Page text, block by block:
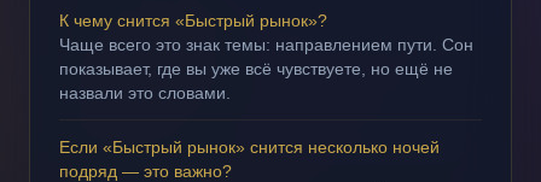
К чему снится «Быстрый рынок»?
Чаще всего это знак темы: направлением пути. Сон
показывает, где вы уже всё чувствуете, но ещё не
назвали это словами.
Если «Быстрый рынок» снится несколько ночей
подряд — это важно?